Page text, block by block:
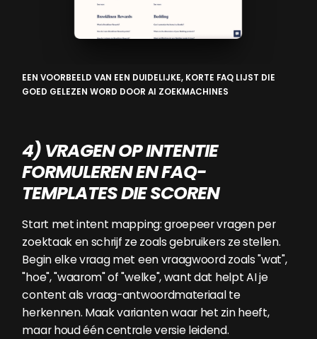
EEN VOORBEELD VAN EEN DUIDELIJKE, KORTE FAQ LIJST DIE
GOED GELEZEN WORD DOOR AI ZOEKMACHINES
4) VRAGEN OP INTENTIE
FORMULEREN EN FAQ-
TEMPLATES DIE SCOREN
Start met intent mapping: groepeer vragen per
zoektaak en schrijf ze zoals gebruikers ze stellen.
Begin elke vraag met een vraagwoord zoals "wat",
"hoe", "waarom" of "welke", want dat helpt AI je
content als vraag-antwoordmateriaal te
herkennen. Maak varianten waar het zin heeft,
maar houd één centrale versie leidend.